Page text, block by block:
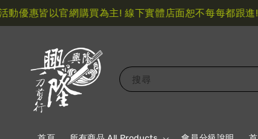
惠皆以官網購買為主! 線下實體店面恕不每每都跟進!限
搜尋